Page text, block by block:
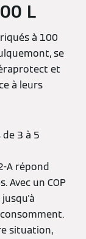
L
à 100
se
et
à leurs
3 à 5
A répond
Avec un COP
situation,